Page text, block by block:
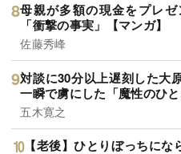
母親が多額の現金をプレ
「衝撃の事実」【マンガ】
佐藤秀峰
対談に30分以上遅刻した大
一瞬で虜にした「魔性のひと
五木寛之
【老後】ひとりぼっちにな